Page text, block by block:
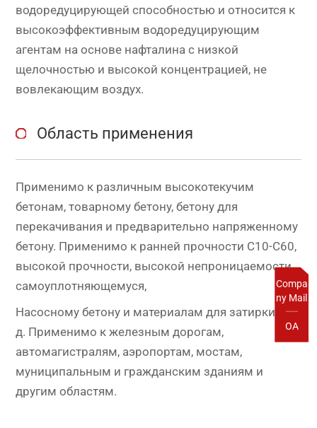
Compa
ny Mail
OA
водоредуцирующей способностью и относится к
высокоэффективным водоредуцирующим
агентам на основе нафталина с низкой
щелочностью и высокой концентрацией, не
вовлекающим воздух.
Область применения
Применимо к различным высокотекучим
бетонам, товарному бетону, бетону для
перекачивания и предварительно напряженному
бетону. Применимо к ранней прочности C10-C60,
высокой прочности, высокой непроницаемости,
самоуплотняющемуся,
Насосному бетону и материалам для затирки и т.
д. Применимо к железным дорогам,
автомагистралям, аэропортам, мостам,
муниципальным и гражданским зданиям и
другим областям.